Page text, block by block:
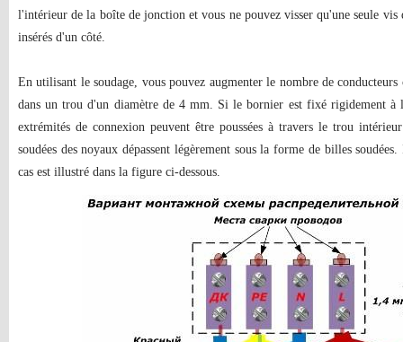
l'intérieur de la boîte de jonction et vous ne pouvez visser qu'une seule
insérés d'un côté.
En utilisant le soudage, vous pouvez augmenter le nombre de
dans un trou d'un diamètre de 4 mm. Si le bornier est fixé rigidement
extrémités de connexion peuvent être poussées à travers le trou
soudées des noyaux dépassent légèrement sous la forme de billes
cas est illustré dans la figure ci-dessous.